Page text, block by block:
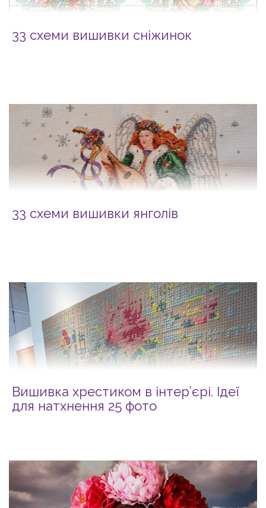
33 схеми вишивки сніжинок
33 схеми вишивки янголів
Вишивка хрестиком в інтер’єрі. Ідеї
для натхнення 25 фото